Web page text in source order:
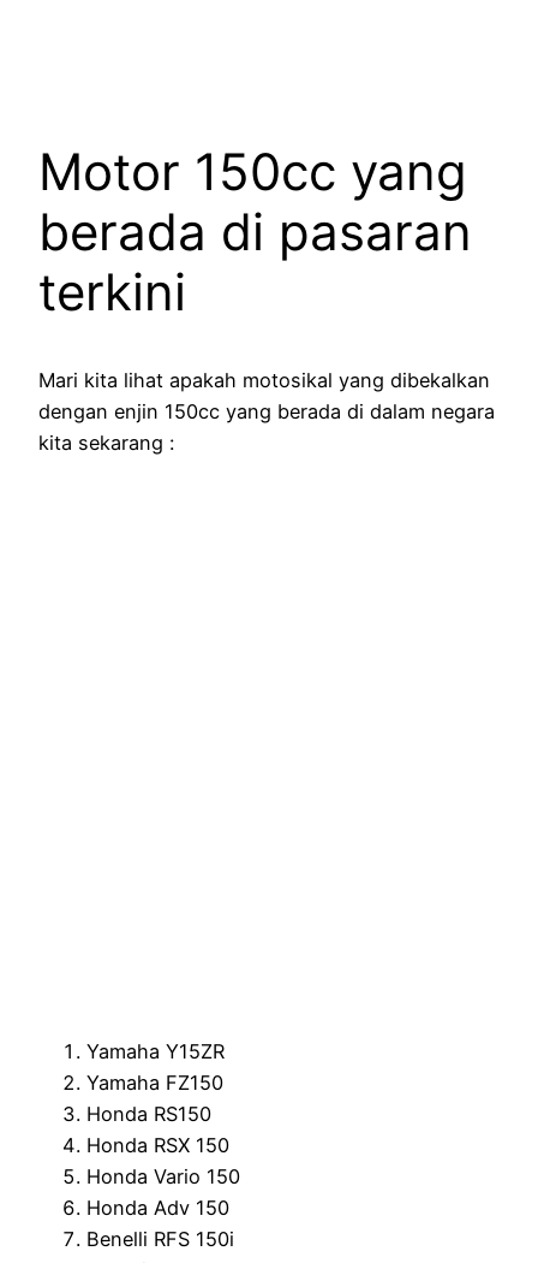
Motor 150cc yang
berada di pasaran
terkini
Mari kita lihat apakah motosikal yang dibekalkan
dengan enjin 150cc yang berada di dalam negara
kita sekarang :
Yamaha Y15ZR
Yamaha FZ150
Honda RS150
Honda RSX 150
Honda Vario 150
Honda Adv 150
Benelli RFS 150i